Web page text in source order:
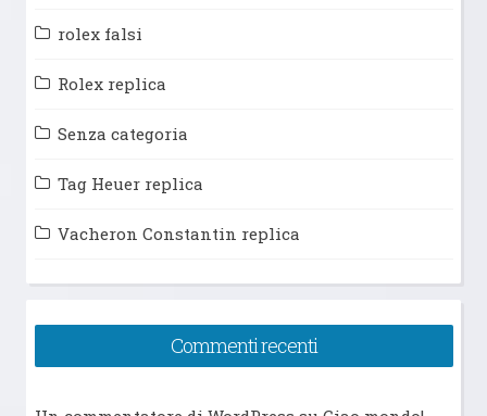
rolex falsi
Rolex replica
Senza categoria
Tag Heuer replica
Vacheron Constantin replica
Commenti recenti